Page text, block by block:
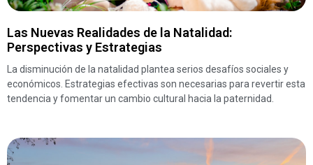
Las Nuevas Realidades de la Natalidad:
Perspectivas y Estrategias
La disminución de la natalidad plantea serios desafíos sociales y
económicos. Estrategias efectivas son necesarias para revertir esta
tendencia y fomentar un cambio cultural hacia la paternidad.